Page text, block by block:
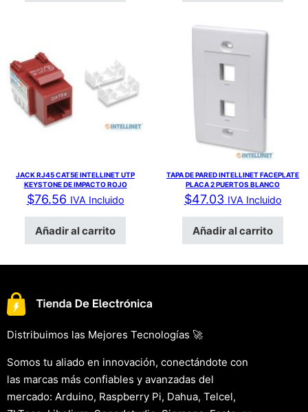
JACK RJ45 CAT5E INTELLINET UTP
KEYSTONE DE IMPACTO ROJO
$76.56 IVA Incluido
Añadir al carrito
TAPA DE PARED INTELLINET FACEPLATE
PLACA 2 PUERTOS BLANCO
$47.03 IVA Incluido
Añadir al carrito
Distribuimos las Mejores Tecnologías 🚀
Somos tu aliado en innovación, conectándote con
las marcas más confiables y avanzadas del
mercado: Arduino, Raspberry Pi, Dahua, Telcel,